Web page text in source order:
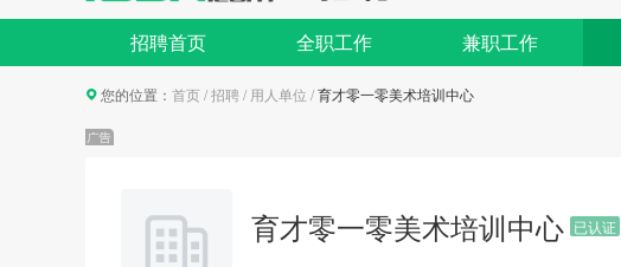
招聘首页 全职工作 兼职工作
您的位置： 首页/招聘/ 用人单位 /育才零一零美术培训中心
育才零一零美术培训中心 已认证